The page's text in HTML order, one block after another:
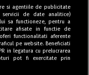
si agentiile de publicitate
de date analitice)
sa functioneze, pentru a
afisate in functie de
functionalitati aferente
pe website. Beneficiati
in legatura cu prelucrarea
pot fi exercitate prin